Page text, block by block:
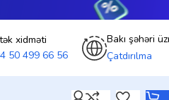
xidməti
50 499 66 56
Bakı şəhəri
Çatdırılma